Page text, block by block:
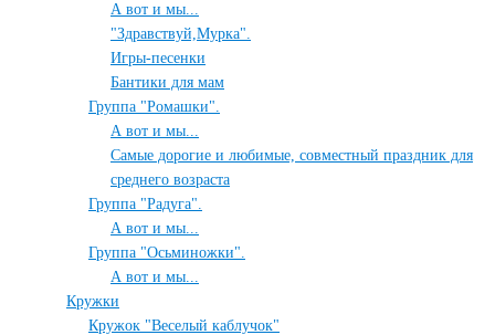
А вот и мы...
"Здравствуй,Мурка".
Игры-песенки
Бантики для мам
Группа "Ромашки".
А вот и мы...
Самые дорогие и любимые, совместный праздник для
среднего возраста
Группа "Радуга".
А вот и мы...
Группа "Осьминожки".
А вот и мы...
Кружки
Кружок "Веселый каблучок"